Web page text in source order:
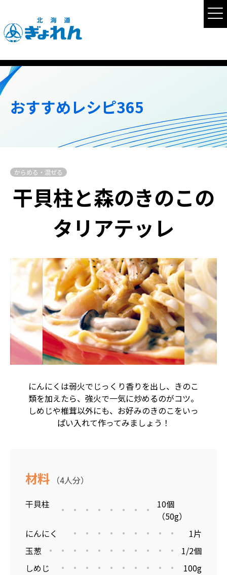
おすすめレシピ365
からめる・混ぜる
干貝柱と森のきのこの
タリアテッレ
にんにくは弱火でじっくり香りを出し、きのこ
類を加えたら、強火で一気に炒めるのがコツ。
しめじや椎茸以外にも、お好みのきのこをいっ
ぱい入れて作ってみましょう！
材料 （4人分）
干貝柱
10個
（50g）
にんにく
1片
玉葱
1/2個
しめじ
100g